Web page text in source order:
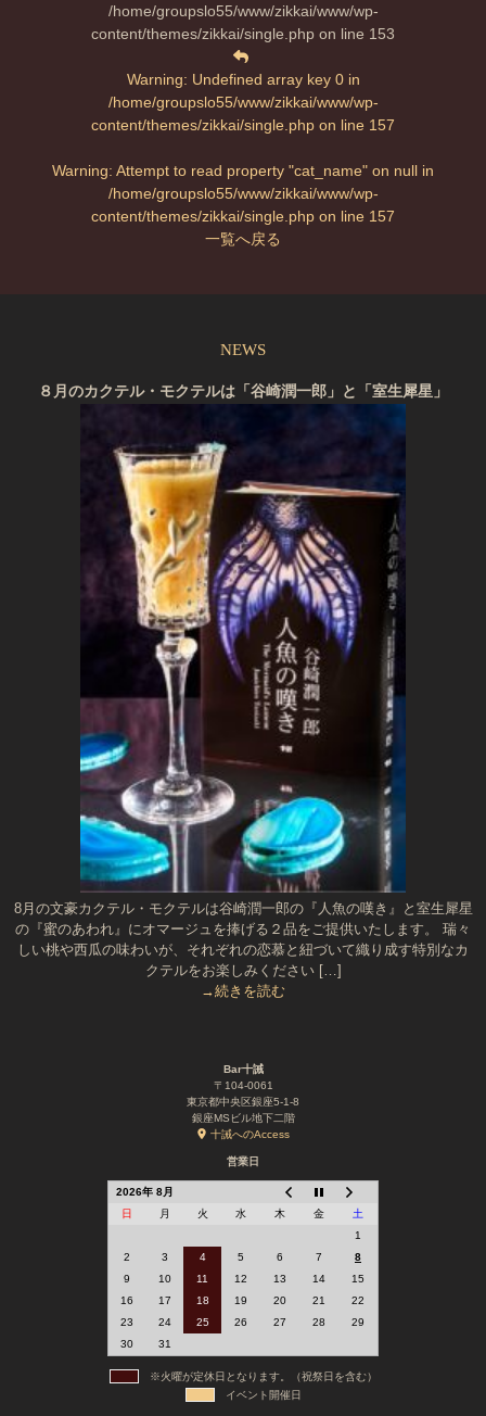
/home/groupslo55/www/zikkai/www/wp-
content/themes/zikkai/single.php on line 153
Warning: Undefined array key 0 in
/home/groupslo55/www/zikkai/www/wp-
content/themes/zikkai/single.php on line 157
Warning: Attempt to read property "cat_name" on null in
/home/groupslo55/www/zikkai/www/wp-
content/themes/zikkai/single.php on line 157
一覧へ戻る
NEWS
８月のカクテル・モクテルは「谷崎潤一郎」と「室生犀星」
8月の文豪カクテル・モクテルは谷崎潤一郎の『人魚の嘆き』と室生犀星
の『蜜のあわれ』にオマージュを捧げる２品をご提供いたします。 瑞々
しい桃や西瓜の味わいが、それぞれの恋慕と紐づいて織り成す特別なカ
クテルをお楽しみください […]
→続きを読む
Bar十誡
〒104-0061
東京都中央区銀座5-1-8
銀座MSビル地下二階
十誡へのAccess
営業日
2026年 8月
日
月 火 水 木 金
土
1
2
3 4 5 6 7
8
9
10 11 12 13 14
15
16
17 18 19 20 21
22
23
24 25 26 27 28
29
30
31
※火曜が定休日となります。（祝祭日を含む）
イベント開催日